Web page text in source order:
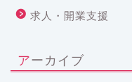
求人・開業支援
アーカイブ